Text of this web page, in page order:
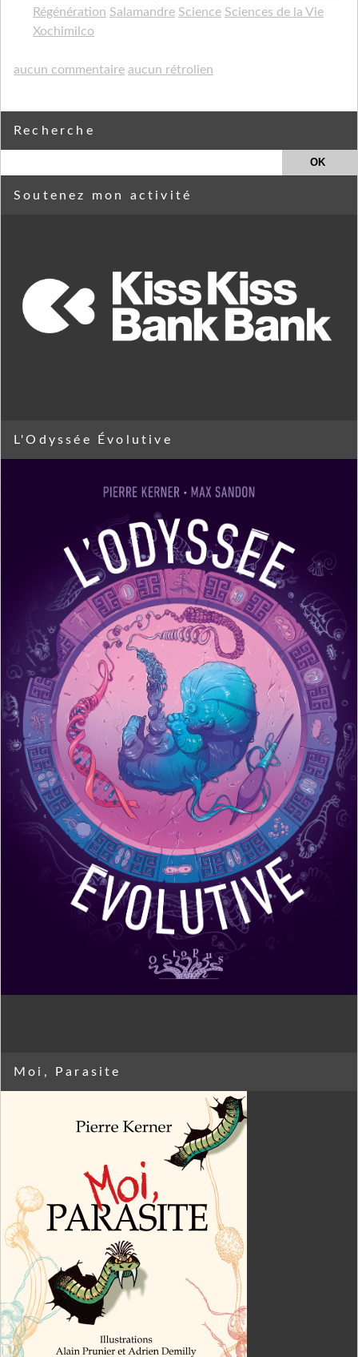
Régénération Salamandre Science Sciences de la Vie
Xochimilco
aucun commentaire aucun rétrolien
Recherche
Soutenez mon activité
L'Odyssée Évolutive
Moi, Parasite